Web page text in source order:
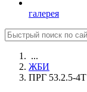
галерея
...
ЖБИ
ПРГ 53.2.5-4Т